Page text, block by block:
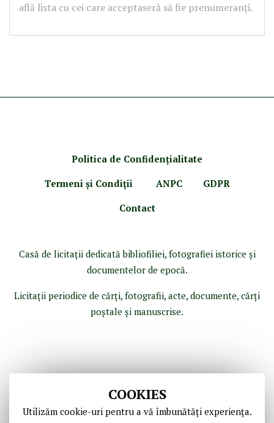
află lista cu cei care acceptaseră să fie prenumeranți.
COOKIES
Utilizăm cookie-uri pentru a vă îmbunătăți experiența.
Politica de Confidenţialitate
Termeni şi Condiţii
ANPC
GDPR
Contact
Casă de licitaţii dedicată bibliofiliei, fotografiei istorice şi
documentelor de epocă.
Licitaţii periodice de cărţi, fotografii, acte, documente, cărţi
poştale şi manuscrise.